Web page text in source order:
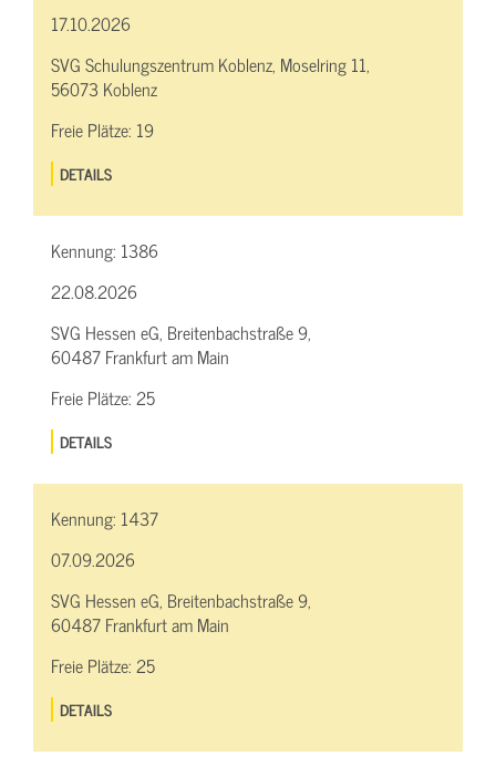
17.10.2026
SVG Schulungszentrum Koblenz, Moselring 11,
56073 Koblenz
Freie Plätze: 19
DETAILS
Kennung: 1386
22.08.2026
SVG Hessen eG, Breitenbachstraße 9,
60487 Frankfurt am Main
Freie Plätze:25
DETAILS
Kennung: 1437
07.09.2026
SVG Hessen eG, Breitenbachstraße 9,
60487 Frankfurt am Main
Freie Plätze:25
DETAILS